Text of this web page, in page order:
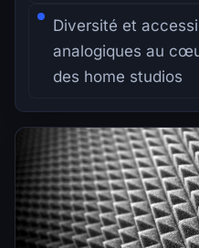
Diversité et
analogiques au
des home studios